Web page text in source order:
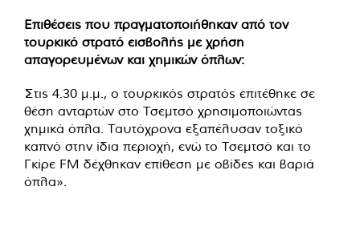
Επιθέσεις που πραγματοποιήθηκαν από τον
τουρκικό στρατό εισβολής με χρήση
απαγορευμένων και χημικών όπλων:
Στις 4.30 μ.μ., ο τουρκικός στρατός επιτέθηκε σε
θέση ανταρτών στο Τσεμτσό χρησιμοποιώντας
χημικά όπλα. Ταυτόχρονα εξαπέλυσαν τοξικό
καπνό στην ίδια περιοχή, ενώ το Τσεμτσό και το
Γκίρε FM δέχθηκαν επίθεση με οβίδες και βαριά
όπλα».